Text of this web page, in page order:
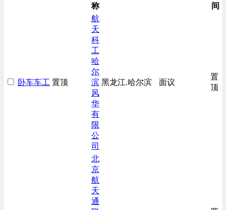
称
间
卧车车工 置顶
航
天
科
工
哈
尔
滨
风
华
有
限
公
司
黑龙江.哈尔滨 面议
置
顶
北
京
航
天
通